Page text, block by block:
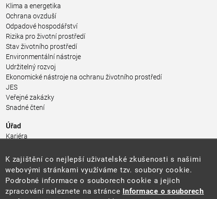
Klima a energetika
Ochrana ovzduší
Odpadové hospodářství
Rizika pro životní prostředí
Stav životního prostředí
Environmentální nástroje
Udržitelný rozvoj
Ekonomické nástroje na ochranu životního prostředí
JES
Veřejné zakázky
Snadné čtení
Úřad
Kariéra
Pro média a veřejnost
Povinně zveřejňované informace
Kontakty
Přistupnost budovy úřadu MŽP
(PDF, 204 kB)
K zajištění co nejlepší uživatelské zkušenosti s našimi
webovými stránkami využíváme tzv. soubory cookie.
Podrobné informace o souborech cookie a jejich
zpracování naleznete na stránce Informace o souborech